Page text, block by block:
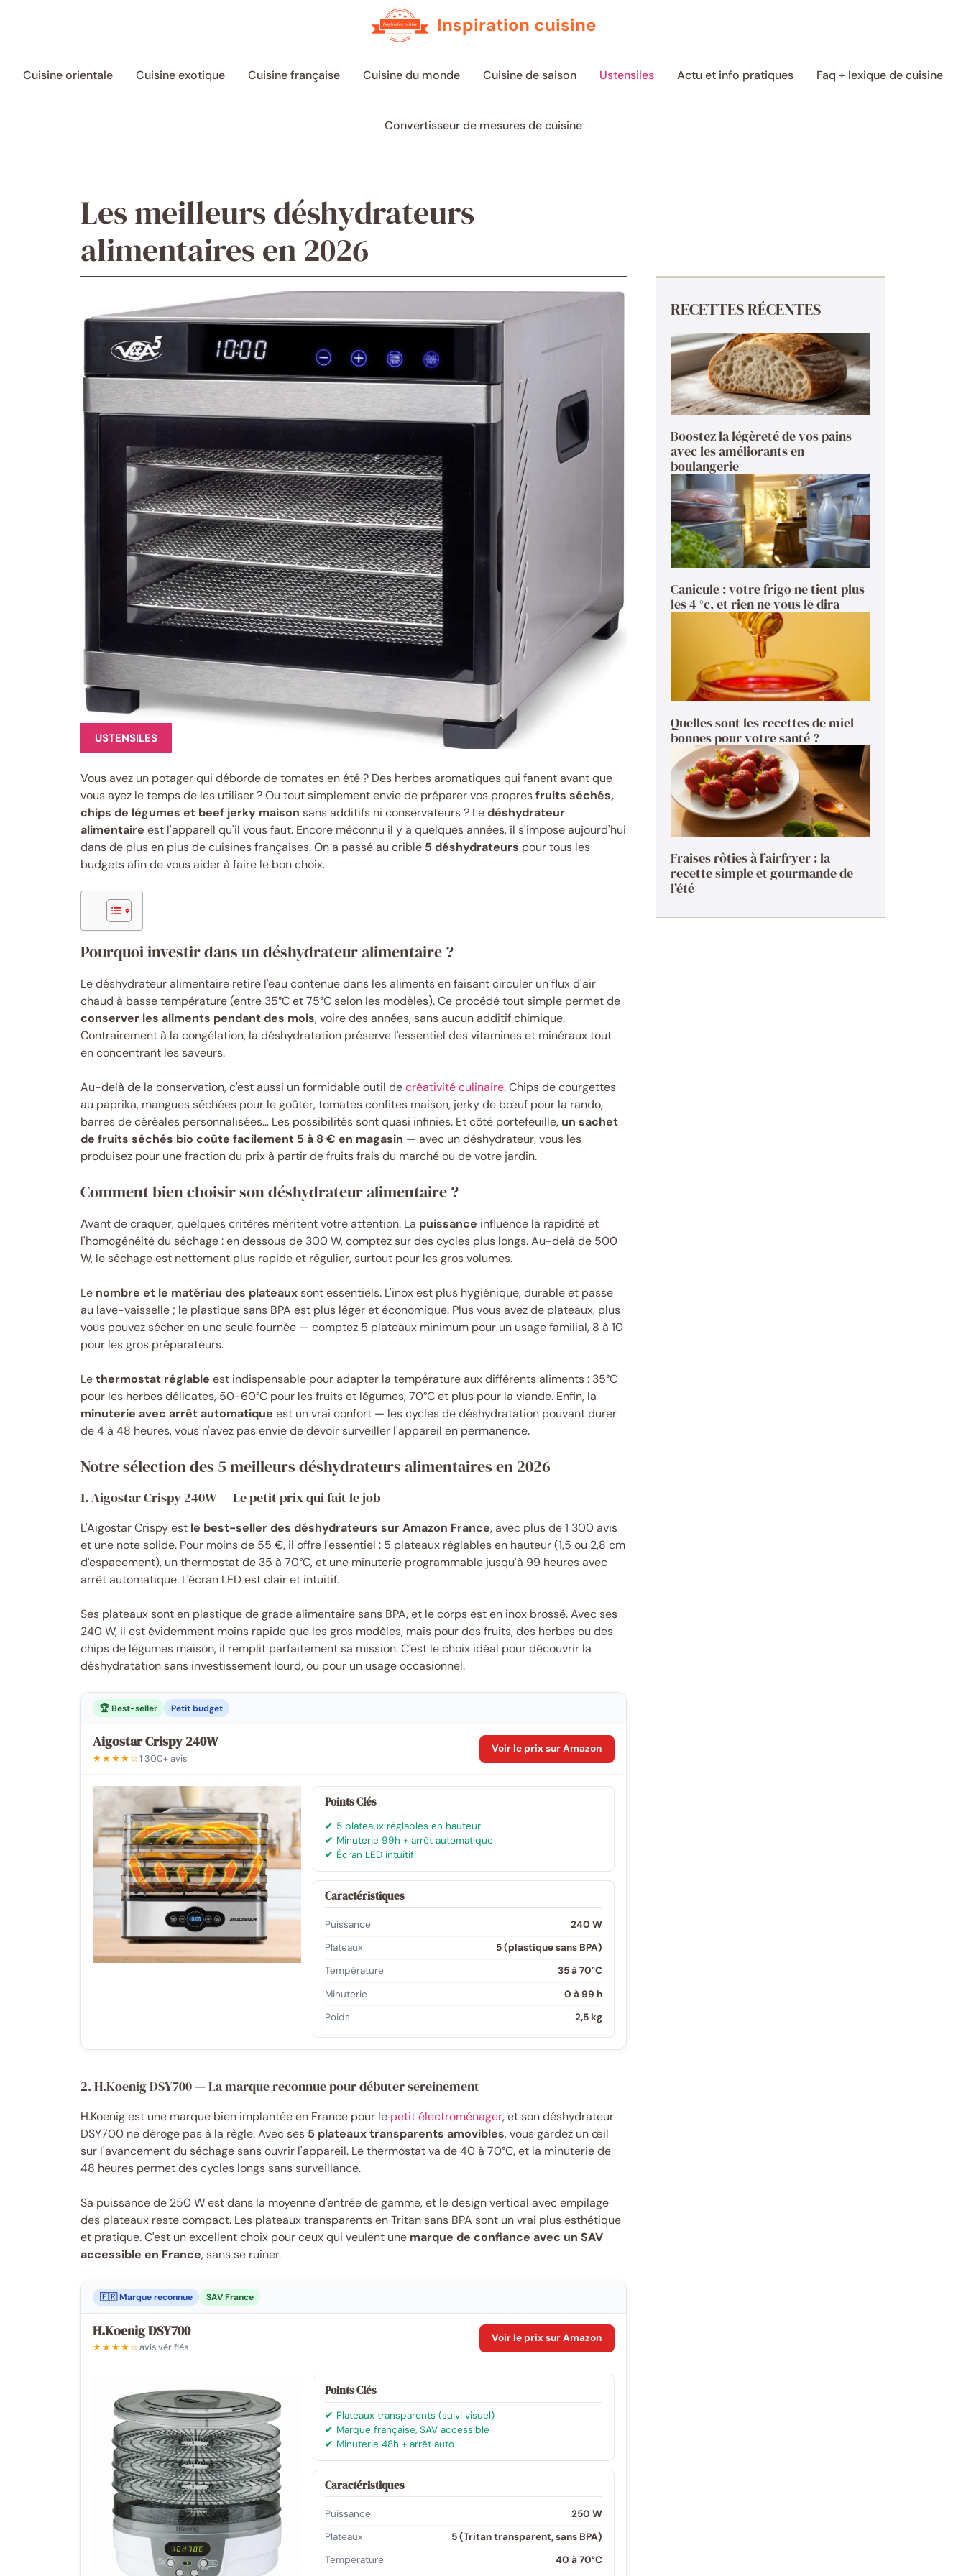
Inspiration cuisine
Cuisine orientale Cuisine exotique Cuisine française Cuisine du monde Cuisine de saison Ustensiles Actu et info pratiques Faq + lexique de cuisine
Convertisseur de mesures de cuisine
Les meilleurs déshydrateurs
alimentaires en 2026
USTENSILES
Vous avez un potager qui déborde de tomates en été ? Des herbes aromatiques qui fanent avant que
vous ayez le temps de les utiliser ? Ou tout simplement envie de préparer vos propresfruits séchés,
chips de légumes et beef jerky maison sans additifs ni conservateurs ? Ledéshydrateur
alimentaire est l'appareil qu'il vous faut. Encore méconnu il y a quelques années, il s'impose aujourd'hui
dans de plus en plus de cuisines françaises. On a passé au crible 5 déshydrateurs pour tous les
budgets afin de vous aider à faire le bon choix.
Pourquoi investir dans un déshydrateur alimentaire ?
Le déshydrateur alimentaire retire l'eau contenue dans les aliments en faisant circuler un flux d'air
chaud à basse température (entre 35°C et 75°C selon les modèles). Ce procédé tout simple permet de
conserver les aliments pendant des mois, voire des années, sans aucun additif chimique.
Contrairement à la congélation, la déshydratation préserve l'essentiel des vitamines et minéraux tout
en concentrant les saveurs.
Au-delà de la conservation, c'est aussi un formidable outil decréativité culinaire. Chips de courgettes
au paprika, mangues séchées pour le goûter, tomates confites maison, jerky de bœuf pour la rando,
barres de céréales personnalisées… Les possibilités sont quasi infinies. Et côté portefeuille, un sachet
de fruits séchés bio coûte facilement 5 à 8 € en magasin — avec un déshydrateur, vous les
produisez pour une fraction du prix à partir de fruits frais du marché ou de votre jardin.
Comment bien choisir son déshydrateur alimentaire ?
Avant de craquer, quelques critères méritent votre attention. La puissance influence la rapidité et
l'homogénéité du séchage : en dessous de 300 W, comptez sur des cycles plus longs. Au-delà de 500
W, le séchage est nettement plus rapide et régulier, surtout pour les gros volumes.
Le nombre et le matériau des plateauxsont essentiels. L'inox est plus hygiénique, durable et passe
au lave-vaisselle ; le plastique sans BPA est plus léger et économique. Plus vous avez de plateaux, plus
vous pouvez sécher en une seule fournée — comptez 5 plateaux minimum pour un usage familial, 8 à 10
pour les gros préparateurs.
Lethermostat réglable est indispensable pour adapter la température aux différents aliments : 35°C
pour les herbes délicates, 50-60°C pour les fruits et légumes, 70°C et plus pour la viande. Enfin, la
minuterie avec arrêt automatique est un vrai confort — les cycles de déshydratation pouvant durer
de 4 à 48 heures, vous n'avez pas envie de devoir surveiller l'appareil en permanence.
Notre sélection des 5 meilleurs déshydrateurs alimentaires en 2026
1. Aigostar Crispy 240W — Le petit prix qui fait le job
L'Aigostar Crispy est le best-seller des déshydrateurs sur Amazon France, avec plus de 1 300 avis
et une note solide. Pour moins de 55 €, il offre l'essentiel : 5 plateaux réglables en hauteur (1,5 ou 2,8 cm
d'espacement), un thermostat de 35 à 70°C, et une minuterie programmable jusqu'à 99 heures avec
arrêt automatique. L'écran LED est clair et intuitif.
Ses plateaux sont en plastique de grade alimentaire sans BPA, et le corps est en inox brossé. Avec ses
240 W, il est évidemment moins rapide que les gros modèles, mais pour des fruits, des herbes ou des
chips de légumes maison, il remplit parfaitement sa mission. C'est le choix idéal pour découvrir la
déshydratation sans investissement lourd, ou pour un usage occasionnel.
🏆 Best-seller Petit budget
Aigostar Crispy 240W
★★★★☆1 300+ avis
Voir le prix sur Amazon
Points Clés
✔ 5 plateaux réglables en hauteur
✔ Minuterie 99h + arrêt automatique
✔ Écran LED intuitif
Caractéristiques
Puissance
240 W
Plateaux
5 (plastique sans BPA)
Température
35 à 70°C
Minuterie
0 à 99 h
Poids
2,5 kg
2. H.Koenig DSY700 — La marque reconnue pour débuter sereinement
H.Koenig est une marque bien implantée en France pour le petit électroménager, et son déshydrateur
DSY700 ne déroge pas à la règle. Avec ses 5 plateaux transparents amovibles, vous gardez un œil
sur l'avancement du séchage sans ouvrir l'appareil. Le thermostat va de 40 à 70°C, et la minuterie de
48 heures permet des cycles longs sans surveillance.
Sa puissance de 250 W est dans la moyenne d'entrée de gamme, et le design vertical avec empilage
des plateaux reste compact. Les plateaux transparents en Tritan sans BPA sont un vrai plus esthétique
et pratique. C'est un excellent choix pour ceux qui veulent une marque de confiance avec un SAV
accessible en France, sans se ruiner.
🇫🇷 Marque reconnue SAV France
H.Koenig DSY700
★★★★☆avis vérifiés
Voir le prix sur Amazon
Points Clés
✔ Plateaux transparents (suivi visuel)
✔ Marque française, SAV accessible
✔ Minuterie 48h + arrêt auto
Caractéristiques
Puissance
250 W
Plateaux
5 (Tritan transparent, sans BPA)
Température
40 à 70°C
RECETTES RÉCENTES
Boostez la légèreté de vos pains
avec les améliorants en
boulangerie
Canicule : votre frigo ne tient plus
les 4 °c, et rien ne vous le dira
Quelles sont les recettes de miel
bonnes pour votre santé ?
Fraises rôties à l’airfryer : la
recette simple et gourmande de
l’été